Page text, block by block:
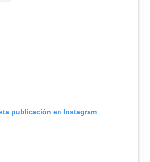
publicación en Instagram